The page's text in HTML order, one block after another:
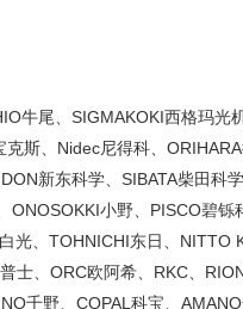
牛尾、SIGMAKOKI西格玛光
斯、Nidec尼得科、
新东科学、SIBATA柴田科
小野、PISCO碧铄
光、TOHNICHI东日、NITTO
士、ORC欧阿希、RKC、
千野、COPAL科宝、AMANO